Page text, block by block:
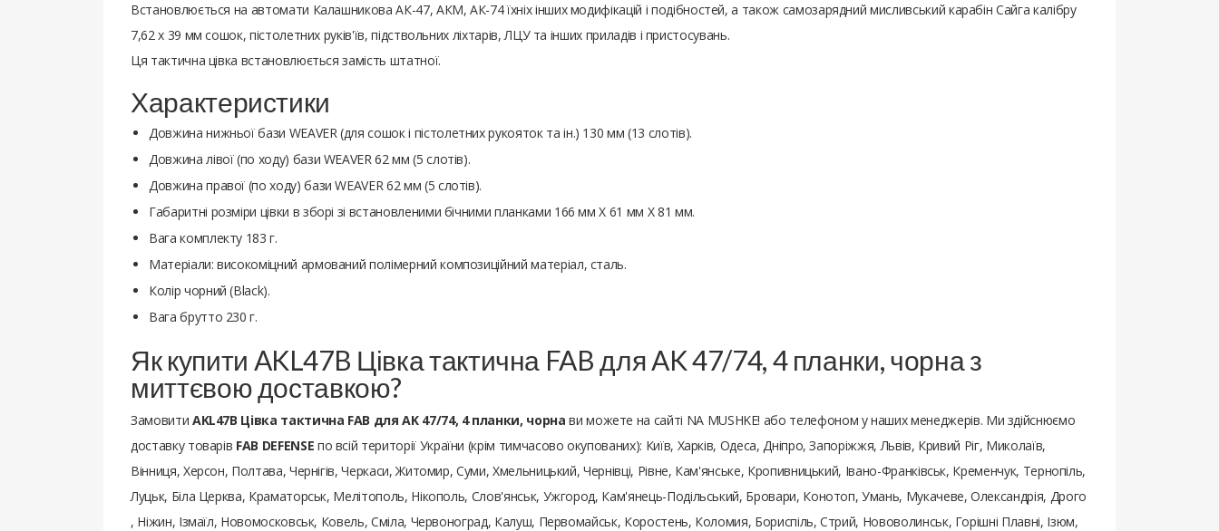
Встановлюється на автомати Калашникова АК-47, АКМ, АК-74 їхніх інших модифікацій і подібностей, а також самозарядний мисливський карабін Сайга калібру
7,62 х 39 мм сошок, пістолетних руків'їв, підствольних ліхтарів, ЛЦУ та інших приладів і пристосувань.
Ця тактична цівка встановлюється замість штатної.
Характеристики
Довжина нижньої бази WEAVER (для сошок і пістолетних рукояток та ін.) 130 мм (13 слотів).
Довжина лівої (по ходу) бази WEAVER 62 мм (5 слотів).
Довжина правої (по ходу) бази WEAVER 62 мм (5 слотів).
Габаритні розміри цівки в зборі зі встановленими бічними планками 166 мм Х 61 мм Х 81 мм.
Вага комплекту 183 г.
Матеріали: високоміцний армований полімерний композиційний матеріал, сталь.
Колір чорний (Black).
Вага брутто 230 г.
Як купити AKL47B Цівка тактична FAB для AK 47/74, 4 планки, чорна з
миттєвою доставкою?
Замовити AKL47B Цівка тактична FAB для AK 47/74, 4 планки, чорна ви можете на сайті NA MUSHKE! або телефоном у наших менеджерів. Ми здійснюємо
доставку товарів FAB DEFENSE по всій території України (крім тимчасово окупованих): Київ, Харків, Одеса, Дніпро, Запоріжжя, Львів, Кривий Ріг, Миколаїв,
Вінниця, Херсон, Полтава, Чернігів, Черкаси, Житомир, Суми, Хмельницький, Чернівці, Рівне, Кам'янське, Кропивницький, Івано-Франківськ, Кременчук, Тернопіль,
Луцьк, Біла Церква, Краматорськ, Мелітополь, Нікополь, Слов'янськ, Ужгород, Кам'янець-Подільський, Бровари, Конотоп, Умань, Мукачеве, Олександрія, Дрого
, Ніжин, Ізмаїл, Новомосковськ, Ковель, Сміла, Червоноград, Калуш, Первомайськ, Коростень, Коломия, Бориспіль, Стрий, Нововолинськ, Горішні Плавні, Ізюм,